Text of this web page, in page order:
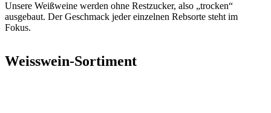
Unsere Weißweine werden ohne Restzucker, also „trocken“
ausgebaut. Der Geschmack jeder einzelnen Rebsorte steht im
Fokus.
Weisswein-Sortiment